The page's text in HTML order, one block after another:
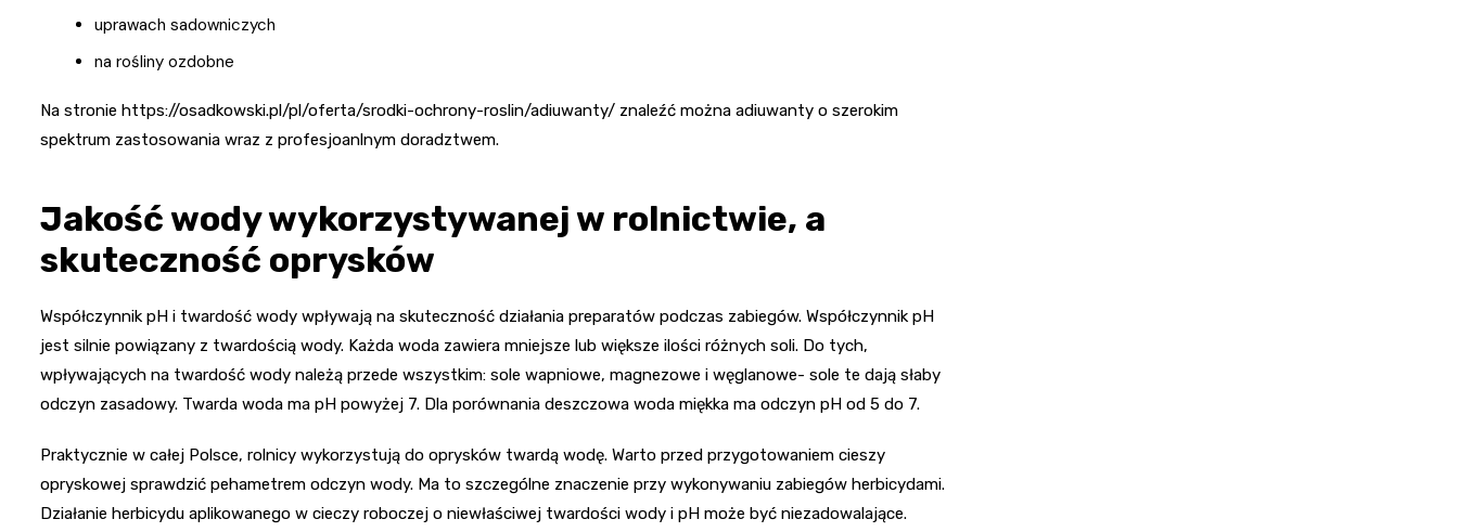
uprawach sadowniczych
na rośliny ozdobne
Na stronie https://osadkowski.pl/pl/oferta/srodki-ochrony-roslin/adiuwanty/ znaleźć można adiuwanty o szerokim
spektrum zastosowania wraz z profesjoanlnym doradztwem.
Jakość wody wykorzystywanej w rolnictwie, a
skuteczność oprysków
Współczynnik pH i twardość wody wpływają na skuteczność działania preparatów podczas zabiegów. Współczynnik pH
jest silnie powiązany z twardością wody. Każda woda zawiera mniejsze lub większe ilości różnych soli. Do tych,
wpływających na twardość wody należą przede wszystkim: sole wapniowe, magnezowe i węglanowe- sole te dają słaby
odczyn zasadowy. Twarda woda ma pH powyżej 7. Dla porównania deszczowa woda miękka ma odczyn pH od 5 do 7.
Praktycznie w całej Polsce, rolnicy wykorzystują do oprysków twardą wodę. Warto przed przygotowaniem cieszy
opryskowej sprawdzić pehametrem odczyn wody. Ma to szczególne znaczenie przy wykonywaniu zabiegów herbicydami.
Działanie herbicydu aplikowanego w cieczy roboczej o niewłaściwej twardości wody i pH może być niezadowalające.